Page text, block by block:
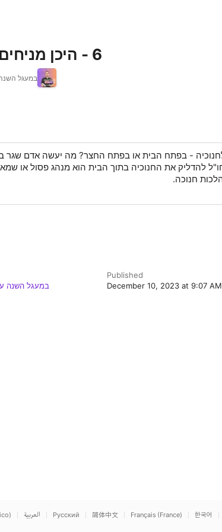
6 - היכן מניחים את החנוכיה?
במעגל
- בפתח הבית או בפתח החצר? מה יעשה אדם שגר
להדליק את החנוכיה בתוך הבית הוא מנהג פסול או
חנוכה.
במעגל השנה
Published
December 10, 2023 at 9:07
العربية Русский 简体中文 Français (France) 한국어